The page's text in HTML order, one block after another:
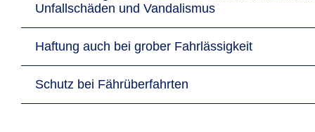
Unfallschäden und Vandalismus
Haftung auch bei grober Fahrlässigkeit
Schutz bei Fährüberfahrten